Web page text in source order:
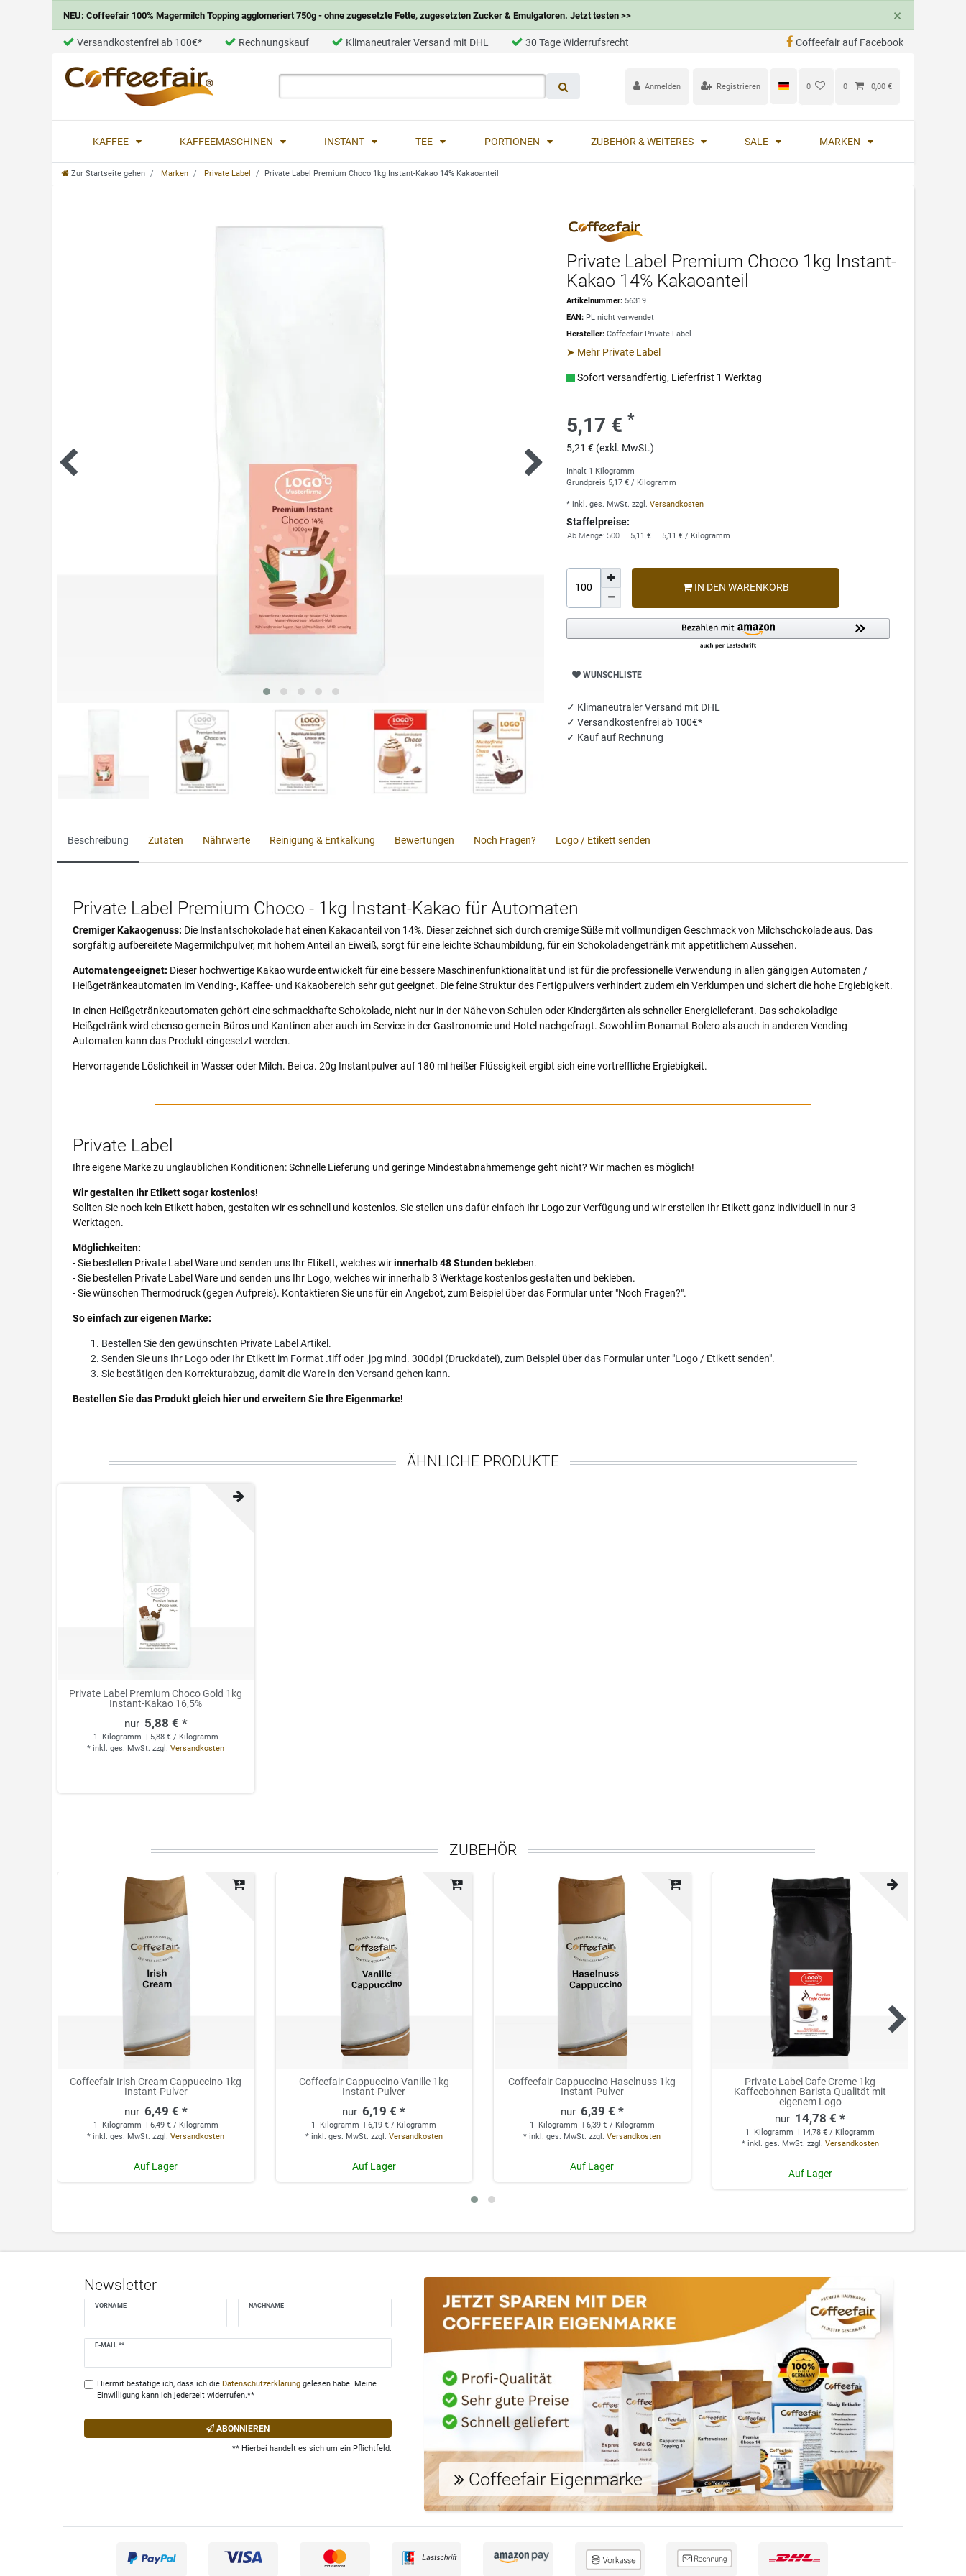
NEU: Coffeefair 100% Magermilch Topping agglomeriert 750g - ohne zugesetzte Fette, zugesetzten Zucker & Emulgatoren. Jetzt testen >> ×
Versandkostenfrei ab 100€* Rechnungskauf Klimaneutraler Versand mit DHL 30 Tage Widerrufsrecht Coffeefair auf Facebook
Anmelden Registrieren 0 0 0,00 €
KAFFEE KAFFEEMASCHINEN INSTANT TEE PORTIONEN ZUBEHÖR & WEITERES SALE MARKEN
Zur Startseite gehen Marken Private Label Private Label Premium Choco 1kg Instant-Kakao 14% Kakaoanteil
Private Label Premium Choco 1kg Instant-
Kakao 14% Kakaoanteil
Artikelnummer: 56319
EAN: PL nicht verwendet
Hersteller: Coffeefair Private Label
➤ Mehr Private Label
Sofort versandfertig, Lieferfrist 1 Werktag
5,17 €*
5,21 € (exkl. MwSt.)
Inhalt 1 Kilogramm
Grundpreis 5,17 € / Kilogramm
* inkl. ges. MwSt. zzgl. Versandkosten
Staffelpreise:
Ab Menge: 500 5,11 € 5,11 € / Kilogramm
IN DEN WARENKORB
WUNSCHLISTE
✓ Klimaneutraler Versand mit DHL
✓Versandkostenfrei ab 100€*
✓ Kauf auf Rechnung
Beschreibung Zutaten Nährwerte Reinigung & Entkalkung Bewertungen Noch Fragen? Logo / Etikett senden
Private Label Premium Choco - 1kg Instant-Kakao für Automaten
Cremiger Kakaogenuss: Die Instantschokolade hat einen Kakaoanteil von 14%. Dieser zeichnet sich durch cremige Süße mit vollmundigen Geschmack von Milchschokolade aus. Das
sorgfältig aufbereitete Magermilchpulver, mit hohem Anteil an Eiweiß, sorgt für eine leichte Schaumbildung, für ein Schokoladengetränk mit appetitlichem Aussehen.
Automatengeeignet: Dieser hochwertige Kakao wurde entwickelt für eine bessere Maschinenfunktionalität und ist für die professionelle Verwendung in allen gängigen Automaten /
Heißgetränkeautomaten im Vending-, Kaffee- und Kakaobereich sehr gut geeignet. Die feine Struktur des Fertigpulvers verhindert zudem ein Verklumpen und sichert die hohe Ergiebigkeit.
In einen Heißgetränkeautomaten gehört eine schmackhafte Schokolade, nicht nur in der Nähe von Schulen oder Kindergärten als schneller Energielieferant. Das schokoladige
Heißgetränk wird ebenso gerne in Büros und Kantinen aber auch im Service in der Gastronomie und Hotel nachgefragt. Sowohl im Bonamat Bolero als auch in anderen Vending
Automaten kann das Produkt eingesetzt werden.
Hervorragende Löslichkeit in Wasser oder Milch. Bei ca. 20g Instantpulver auf 180 ml heißer Flüssigkeit ergibt sich eine vortreffliche Ergiebigkeit.
Private Label
Ihre eigene Marke zu unglaublichen Konditionen: Schnelle Lieferung und geringe Mindestabnahmemenge geht nicht? Wir machen es möglich!
Wir gestalten Ihr Etikett sogar kostenlos!
Sollten Sie noch kein Etikett haben, gestalten wir es schnell und kostenlos. Sie stellen uns dafür einfach Ihr Logo zur Verfügung und wir erstellen Ihr Etikett ganz individuell in nur 3
Werktagen.
Möglichkeiten:
- Sie bestellen Private Label Ware und senden uns Ihr Etikett, welches wirinnerhalb 48 Stunden bekleben.
- Sie bestellen Private Label Ware und senden uns Ihr Logo, welches wir innerhalb 3 Werktage kostenlos gestalten und bekleben.
- Sie wünschen Thermodruck (gegen Aufpreis). Kontaktieren Sie uns für ein Angebot, zum Beispiel über das Formular unter "Noch Fragen?".
So einfach zur eigenen Marke:
Bestellen Sie den gewünschten Private Label Artikel.
Senden Sie uns Ihr Logo oder Ihr Etikett im Format .tiff oder .jpg mind. 300dpi (Druckdatei), zum Beispiel über das Formular unter "Logo / Etikett senden".
Sie bestätigen den Korrekturabzug, damit die Ware in den Versand gehen kann.
Bestellen Sie das Produkt gleich hier und erweitern Sie Ihre Eigenmarke!
ÄHNLICHE PRODUKTE
Private Label Premium Choco Gold 1kg
Instant-Kakao 16,5%
5,88 € *
1 Kilogramm
| 5,88 € / Kilogramm
*inkl. ges. MwSt. zzgl.Versandkosten
ZUBEHÖR
Coffeefair Irish Cream Cappuccino 1kg
Instant-Pulver
6,49 € *
1 Kilogramm
| 6,49 € / Kilogramm
*inkl. ges. MwSt. zzgl.Versandkosten
Auf Lager
Coffeefair Cappuccino Vanille 1kg
Instant-Pulver
6,19 € *
1 Kilogramm
| 6,19 € / Kilogramm
* inkl. ges. MwSt. zzgl. Versandkosten
Auf Lager
Coffeefair Cappuccino Haselnuss 1kg
Instant-Pulver
6,39 € *
1 Kilogramm
| 6,39 € / Kilogramm
*inkl. ges. MwSt. zzgl.Versandkosten
Auf Lager
Private Label Cafe Creme 1kg
Kaffeebohnen Barista Qualität mit
eigenem Logo
14,78 € *
1 Kilogramm
| 14,78 € / Kilogramm
* inkl. ges. MwSt. zzgl. Versandkosten
Auf Lager
Newsletter
VORNAME NACHNAME
E-MAIL **
Newsletter
Hiermit bestätige ich, dass ich die Daten­schutz­erklärunggelesen habe. Meine
Einwilligung kann ich jederzeit widerrufen.**
ABONNIEREN
** Hierbei handelt es sich um ein Pflichtfeld.
Coffeefair Eigenmarke